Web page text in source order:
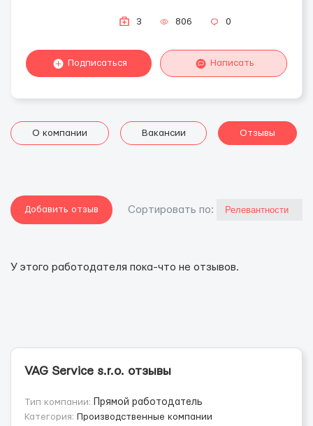
3 806 0
Подписаться Написать
О компании Вакансии Отзывы
Добавить отзыв Cортировать по:
У этого работодателя пока-что не отзывов.
VAG Service s.r.o. отзывы
Тип компании:
Прямой работодатель
Категория: Производственные компании